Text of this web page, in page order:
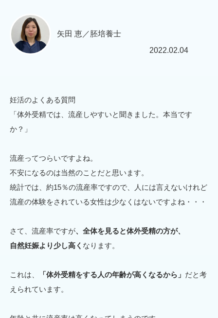
矢田 恵／胚培養士
2022.02.04
妊活のよくある質問
「体外受精では、流産しやすいと聞きました。本当です
か？」
流産ってつらいですよね。
不安になるのは当然のことだと思います。
統計では、約15％の流産率ですので、人には言えないけれど
流産の体験をされている女性は少なくはないですよね・・・
さて、流産率ですが、全体を見ると体外受精の方が、
自然妊娠より少し高く なります。
これは、 「体外受精をする人の年齢が高くなるから」 だと考
えられています。